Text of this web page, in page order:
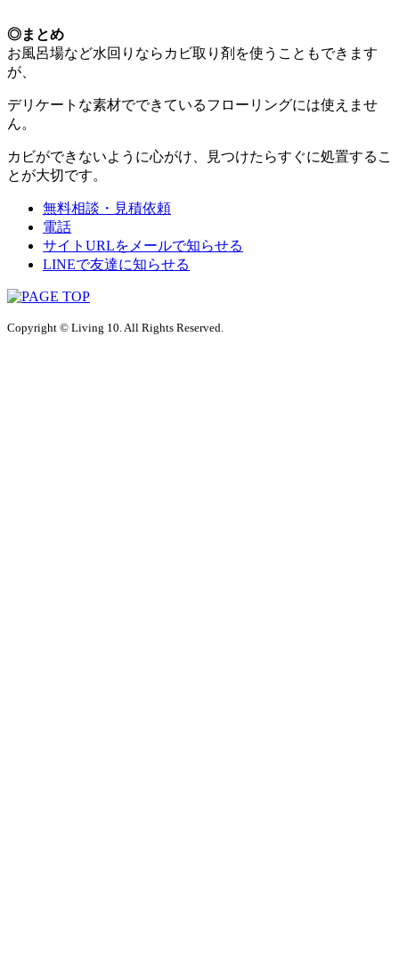
◎まとめ
お風呂場など水回りならカビ取り剤を使うこともできます
が、
デリケートな素材でできているフローリングには使えませ
ん。
カビができないように心がけ、見つけたらすぐに処置するこ
とが大切です。
無料相談・見積依頼
電話
サイトURLをメールで知らせる
LINEで友達に知らせる
Copyright © Living 10. All Rights Reserved.